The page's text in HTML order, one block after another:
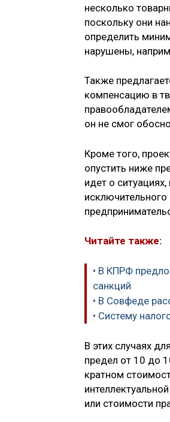
несколько
поскольку они
определить
нарушены,
Также
компенсацию в
он не смог
Кроме того,
опустить ниже
идет о
Читайте также:
• В КПРФ
санкций
• В Совфеде
• Систему
В этих случаях
предел от 10 до
кратном
или стоимости